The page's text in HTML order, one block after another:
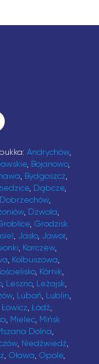
Andrychów,
, Bojanowo,
, Bydgoszcz,
, Dąbcze,
Dobrzechów,
, Dzwola,
, Grodzisk
, Jasło, Jawor,
, Karczew,
, Kolbuszowa,
, Kórnik,
, Leszno, Leżajsk,
, Lubań, Lublin,
Łowicz, Łódź,
, Mielec, Mińsk
Dolna,
, Niedźwiedź,
, Oława, Opole,